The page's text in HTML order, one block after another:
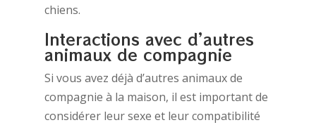
chiens.
Interactions avec d’autres
animaux de compagnie
Si vous avez déjà d’autres animaux de
compagnie à la maison, il est important de
considérer leur sexe et leur compatibilité